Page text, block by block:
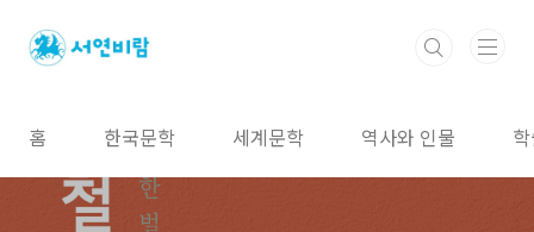
홈 한국문학 세계문학 역사와 인물